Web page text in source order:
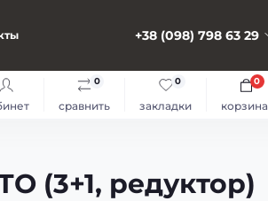
+38 (098) 798 63 29
сравнить
0
закладки
0
корзина
0
(3+1, редуктор)